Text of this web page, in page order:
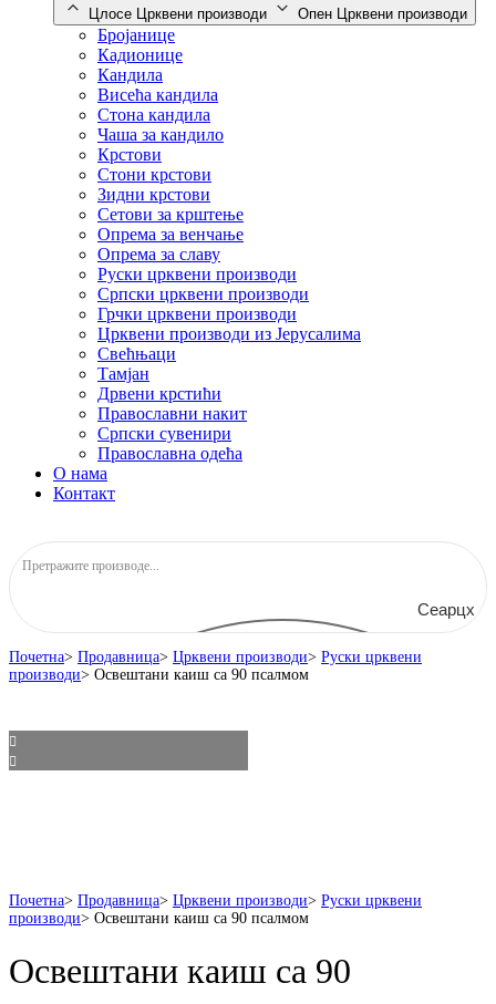
Цлосе Црквени производи Опен Црквени производи
Бројанице
Кадионице
Кандила
Висећа кандила
Стона кандила
Чаша за кандило
Крстови
Стони крстови
Зидни крстови
Сетови за крштење
Опрема за венчање
Опрема за славу
Руски црквени производи
Српски црквени производи
Грчки црквени производи
Црквени производи из Јерусалима
Свећњаци
Тамјан
Дрвени крстићи
Православни накит
Српски сувенири
Православна одећа
О нама
Контакт
Сеарцх
Почетна> Продавница> Црквени производи> Руски црквени
производи> Освештани каиш са 90 псалмом
Почетна> Продавница> Црквени производи> Руски црквени
производи> Освештани каиш са 90 псалмом
Освештани каиш са 90